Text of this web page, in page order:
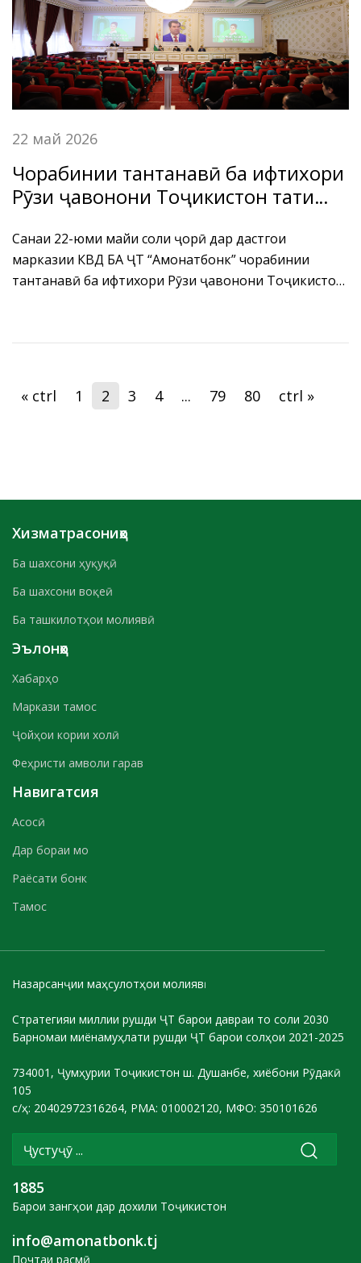
22 май 2026
Чорабинии тантанавӣ ба ифтихори
Рӯзи ҷавонони Тоҷикистон таҳти
Санаи 22-юми майи соли ҷорӣ дар дастгоҳи
марказии КВД БА ҶТ “Амонатбонк” чорабинии
тантанавӣ ба ифтихори Рӯзи ҷавонони Тоҷикистон
« ctrl 1 2 3 4 ... 79 80 ctrl »
Хизматрасониҳо
Ба шахсони ҳуқуқӣ
Ба шахсони воқеӣ
Ба ташкилотҳои молиявӣ
Эълонҳо
Хабарҳо
Маркази тамос
Ҷойҳои кории холӣ
Феҳристи амволи гарав
Навигатсия
Асосӣ
Дар бораи мо
Раёсати бонк
Тамос
Назарсанҷии маҳсулотҳои молиявӣ
Стратегияи миллии рушди ҶТ барои давраи то соли 2030
Барномаи миёнамуҳлати рушди ҶТ барои солҳои 2021-2025
734001, Ҷумҳурии Тоҷикистон ш. Душанбе, хиёбони Рӯдакӣ
105
с/ҳ: 20402972316264, РМА: 010002120, МФО: 350101626
1885
Барои зангҳои дар дохили Тоҷикистон
info@amonatbonk.tj
Почтаи расмӣ